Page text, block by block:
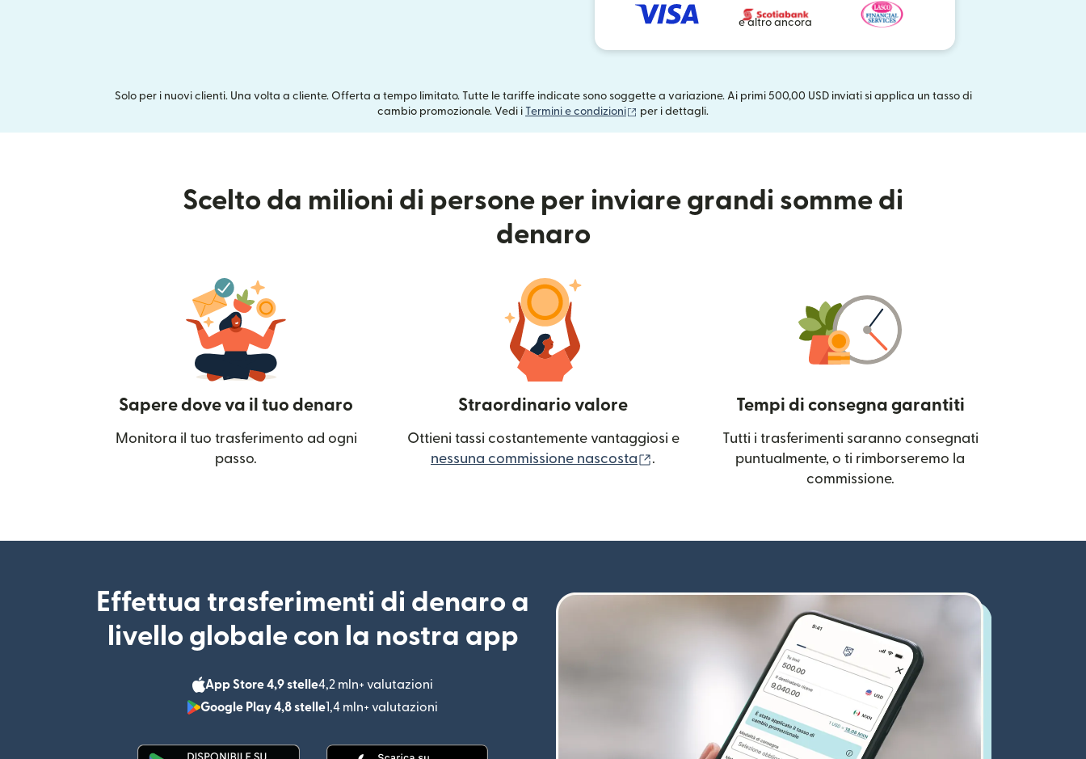
e altro ancora
Solo per i nuovi clienti. Una volta a cliente. Offerta a tempo limitato. Tutte le tariffe indicate sono soggette a variazione. Ai primi 500,00 USD inviati si applica un tasso di
cambio promozionale. Vedi i Termini e condizioni (si apre in una nuova finestra)
per i dettagli.
Scelto da milioni di persone per inviare grandi somme di
denaro
Sapere dove va il tuo denaro
Monitora il tuo trasferimento ad ogni
passo.
Straordinario valore
Ottieni tassi costantemente vantaggiosi e
nessuna commissione nascosta
(si apre in una nuova finestra)
.
Tempi di consegna garantiti
Tutti i trasferimenti saranno consegnati
puntualmente, o ti rimborseremo la
commissione.
Effettua trasferimenti di denaro a
livello globale con la nostra app
App Store 4,9 stelle4,2 mln+ valutazioni
Google Play 4,8 stelle1,4 mln+ valutazioni